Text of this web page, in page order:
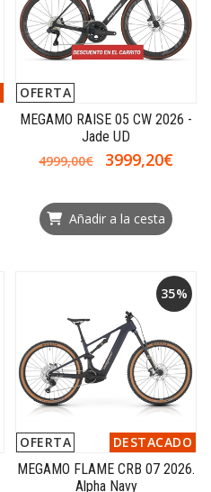
OFERTA
MEGAMO RAISE 05 CW 2026 -
Jade UD
4999,00€
3999,20€
Añadir a la cesta
35%
OFERTA
DESTACADO
MEGAMO FLAME CRB 07 2026.
Alpha Navy